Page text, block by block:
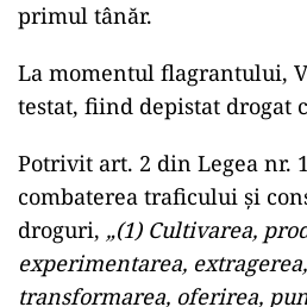
primul tânăr.
La momentul flagrantului,
testat, fiind depistat drogat
Potrivit art. 2 din Legea nr.
combaterea traficului și
droguri, „(1) Cultivarea,
experimentarea,
transformarea, oferirea,